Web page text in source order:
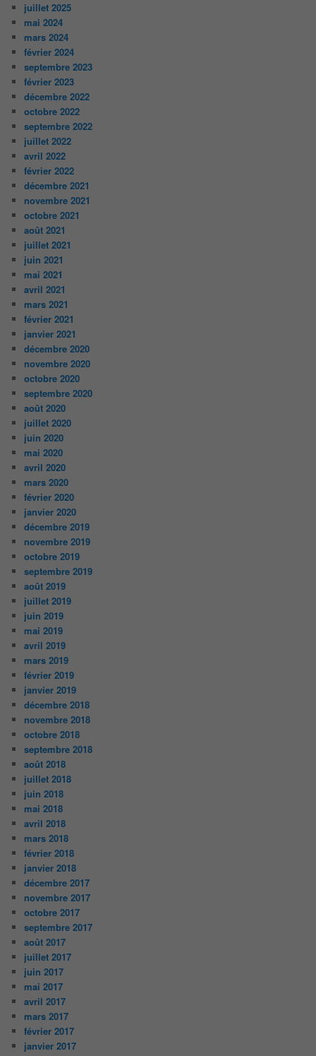
juillet 2025
mai 2024
mars 2024
février 2024
septembre 2023
février 2023
décembre 2022
octobre 2022
septembre 2022
juillet 2022
avril 2022
février 2022
décembre 2021
novembre 2021
octobre 2021
août 2021
juillet 2021
juin 2021
mai 2021
avril 2021
mars 2021
février 2021
janvier 2021
décembre 2020
novembre 2020
octobre 2020
septembre 2020
août 2020
juillet 2020
juin 2020
mai 2020
avril 2020
mars 2020
février 2020
janvier 2020
décembre 2019
novembre 2019
octobre 2019
septembre 2019
août 2019
juillet 2019
juin 2019
mai 2019
avril 2019
mars 2019
février 2019
janvier 2019
décembre 2018
novembre 2018
octobre 2018
septembre 2018
août 2018
juillet 2018
juin 2018
mai 2018
avril 2018
mars 2018
février 2018
janvier 2018
décembre 2017
novembre 2017
octobre 2017
septembre 2017
août 2017
juillet 2017
juin 2017
mai 2017
avril 2017
mars 2017
février 2017
janvier 2017